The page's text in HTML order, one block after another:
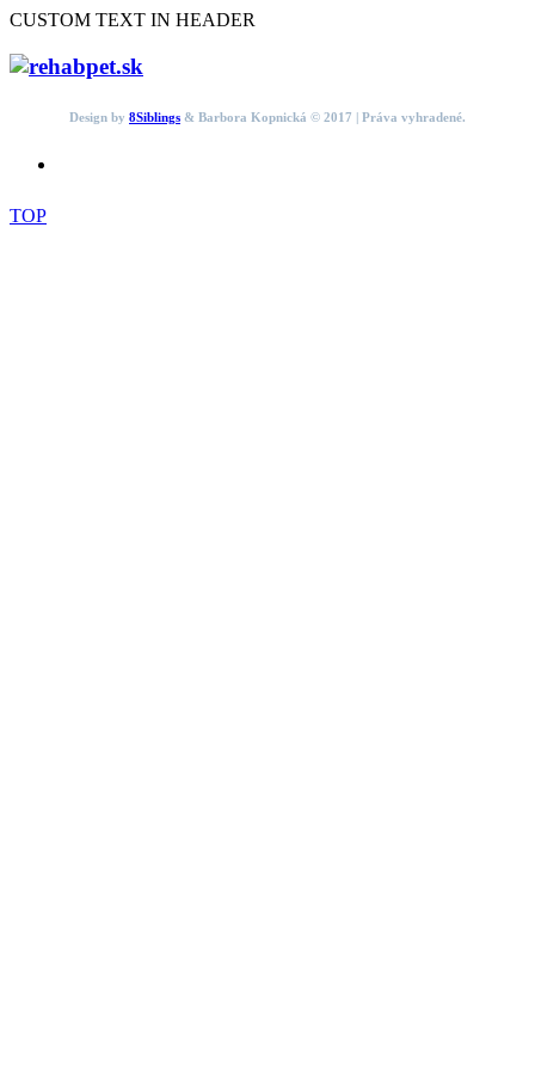
CUSTOM TEXT IN HEADER
Design by 8Siblings & Barbora Kopnická © 2017 | Práva vyhradené.
TOP